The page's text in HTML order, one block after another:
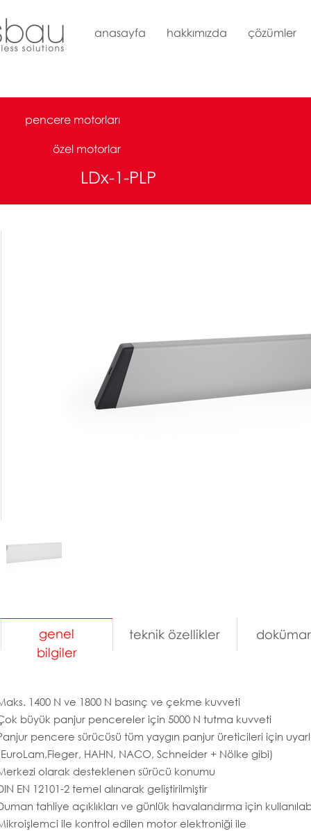
anasayfa hakkımızda çözümler
pencere motorları
özel motorlar
LDx-1-PLP
genel
bilgiler
teknik özellikler
1400 N ve 1800 N basınç ve çekme kuvveti
büyük panjur pencereler için 5000 N tutma kuvveti
pencere sürücüsü tüm yaygın panjur üreticileri için
Fieger, HAHN, NACO, Schneider + Nölke gibi)
olarak desteklenen sürücü konumu
EN 12101-2 temel alınarak geliştirilmiştir
tahliye açıklıkları ve günlük havalandırma için
ile kontrol edilen motor elektroniği ile